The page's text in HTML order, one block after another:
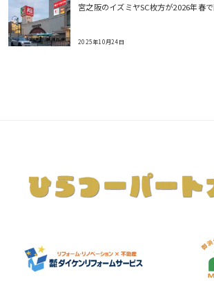
宮之阪のイズミヤSC枚方が2026年春
2025年10月24日